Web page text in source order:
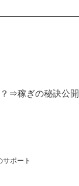
⇒稼ぎの秘訣公開
ポート